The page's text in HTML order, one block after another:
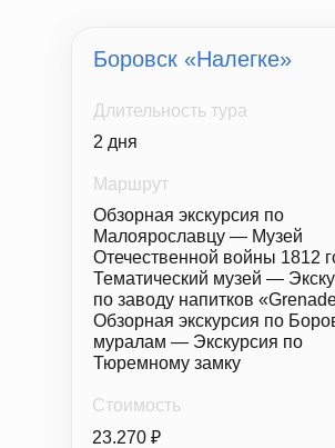
Маршрут
Длительность тура
Стоимость
Обзорная экскурсия по
Малоярославцу — Музей
Отечественной войны 1812
Тематический музей —
по заводу напитков
Обзорная экскурсия по
муралам — Экскурсия по
Тюремному замку
2 дня
23.270 ₽
Боровск «Налегке»